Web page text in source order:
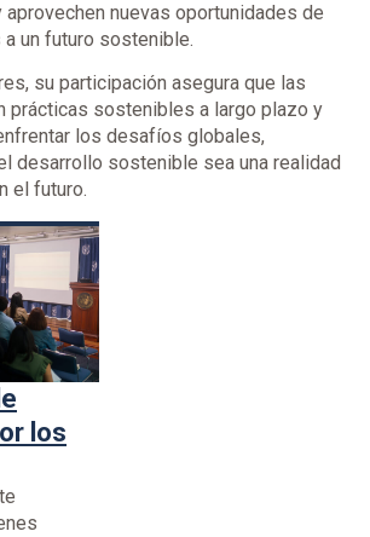
nuevas oportunidades de
un futuro sostenible.
su participación asegura que las
prácticas sostenibles a largo plazo y
los desafíos globales,
desarrollo sostenible sea una realidad
el futuro.
los